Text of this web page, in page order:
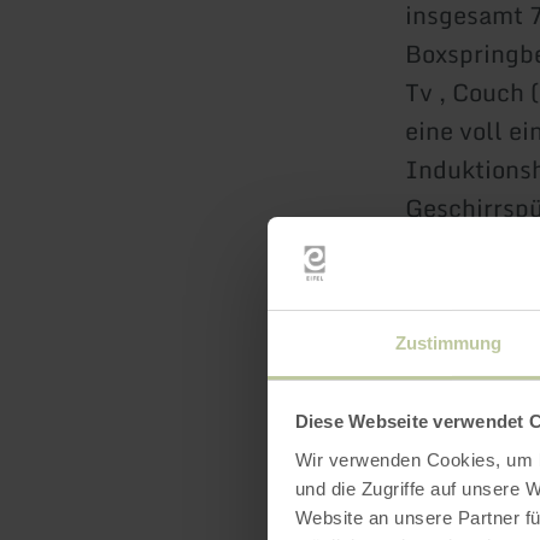
Zustimmung
Diese Webseite verwendet
Wir verwenden Cookies,
und die Zugriffe auf unsere
Website an unsere Partner
insgesamt
Tv , Couch
eine voll
Das
Die